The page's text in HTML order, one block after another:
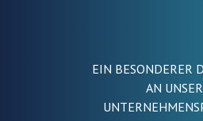
EIN BESONDERER
AN